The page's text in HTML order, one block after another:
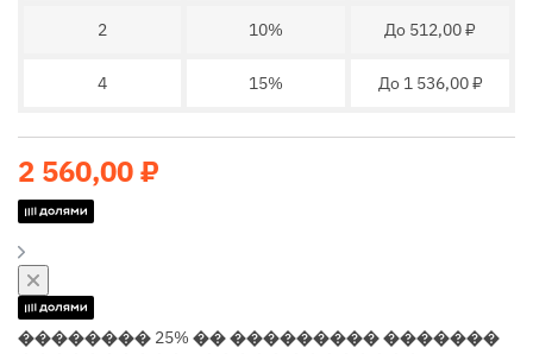
2 10% До 512,00 ₽
4 15% До 1 536,00 ₽
2 560,00 ₽
�������� 25% �� ��������� �������